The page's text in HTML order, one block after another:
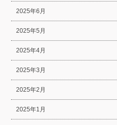
2025年6月
2025年5月
2025年4月
2025年3月
2025年2月
2025年1月